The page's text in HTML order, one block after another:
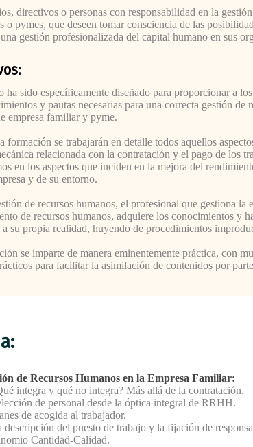
directivos o personas con responsabilidad en la
o pymes, que deseen tomar consciencia de las
gestión profesionalizada del capital humano en sus
ha sido específicamente diseñado para proporcionar a
y pautas necesarias para una correcta gestión de
empresa familiar y pyme.
formación se trabajarán en detalle todos aquellos
relacionada con la contratación y el pago de los
en los aspectos que inciden en la mejora del
y de su entorno.
de recursos humanos, el profesional que gestiona la
de recursos humanos, adquiere los conocimientos y
a su propia realidad, huyendo de procedimientos
se imparte de manera eminentemente práctica, con
para facilitar la asimilación de contenidos por
de Recursos Humanos en la Empresa Familiar:
integra y qué no integra? Más allá de la contratación.
de personal desde la óptica integral de RRHH.
de acogida al trabajador.
descripción del puesto de trabajo y la fijación de
Cantidad-Calidad.